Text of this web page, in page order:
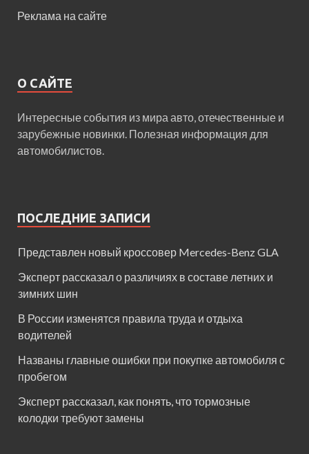
Реклама на сайте
О САЙТЕ
Интересные события из мира авто, отечественные и
зарубежные новинки. Полезная информация для
автомобилистов.
ПОСЛЕДНИЕ ЗАПИСИ
Представлен новый кроссовер Mercedes-Benz GLA
Эксперт рассказал о различиях в составе летних и
зимних шин
В России изменятся правила труда и отдыха
водителей
Названы главные ошибки при покупке автомобиля с
пробегом
Эксперт рассказал, как понять, что тормозные
колодки требуют замены